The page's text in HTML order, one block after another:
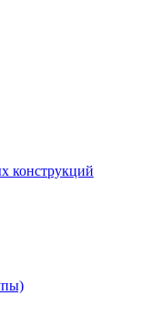
конструкций